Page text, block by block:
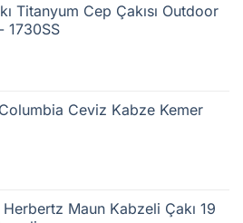
Titanyum Cep Çakısı Outdoor
1730SS
Ceviz Kabze Kemer
Herbertz Maun Kabzeli Çakı 19